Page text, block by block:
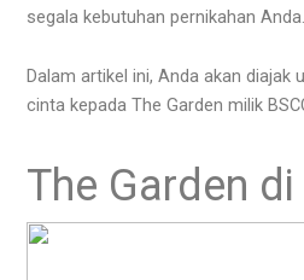
segala kebutuhan pernikahan Anda.
Dalam artikel ini, Anda akan diajak
cinta kepada The Garden milik
The Garden di